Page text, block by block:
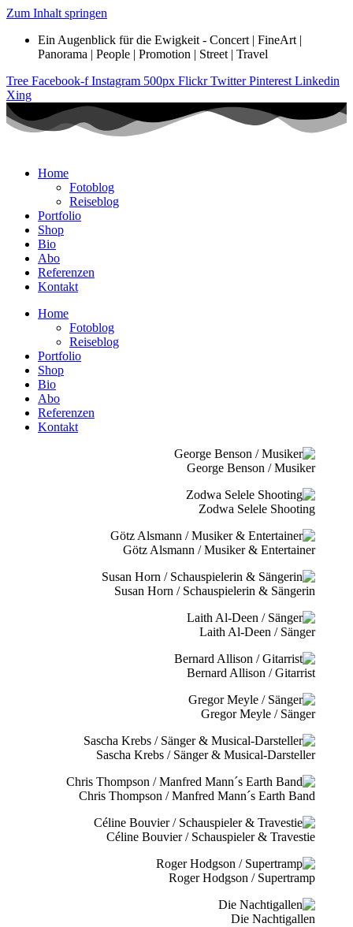
Zum Inhalt springen
Ein Augenblick für die Ewigkeit - Concert | FineArt |
Panorama | People | Promotion | Street | Travel
Tree Facebook-f Instagram 500px Flickr Twitter Pinterest Linkedin
Xing
Home
Fotoblog
Reiseblog
Portfolio
Shop
Bio
Abo
Referenzen
Kontakt
Home
Fotoblog
Reiseblog
Portfolio
Shop
Bio
Abo
Referenzen
Kontakt
George Benson / Musiker
Zodwa Selele Shooting
Götz Alsmann / Musiker & Entertainer
Susan Horn / Schauspielerin & Sängerin
Laith Al-Deen / Sänger
Bernard Allison / Gitarrist
Gregor Meyle / Sänger
Sascha Krebs / Sänger & Musical-Darsteller
Chris Thompson / Manfred Mann´s Earth Band
Céline Bouvier / Schauspieler & Travestie
Roger Hodgson / Supertramp
Die Nachtigallen